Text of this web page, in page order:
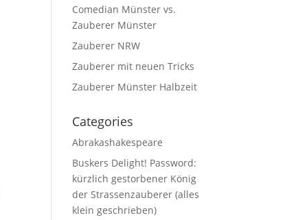
Comedian Münster vs.
Zauberer Münster
Zauberer NRW
Zauberer mit neuen Tricks
Zauberer Münster Halbzeit
Categories
Abrakashakespeare
Buskers Delight! Password:
kürzlich gestorbener König
der Strassenzauberer (alles
klein geschrieben)